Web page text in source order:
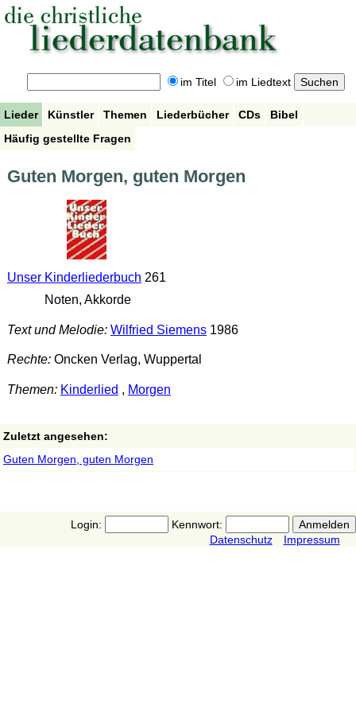
im Titel im Liedtext
Lieder Künstler Themen Liederbücher CDs
Bibel
Häufig gestellte Fragen
Guten Morgen, guten Morgen
Unser Kinderliederbuch 261
Noten, Akkorde
Text und Melodie: Wilfried Siemens1986
Rechte:Oncken Verlag, Wuppertal
Themen: Kinderlied , Morgen
Zuletzt angesehen:
Guten Morgen, guten Morgen
Login:
Kennwort:
Datenschutz
Impressum